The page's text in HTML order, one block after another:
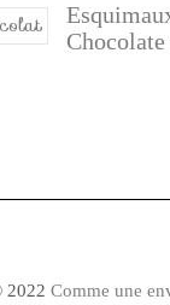
2022 Comme une